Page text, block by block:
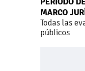
MARCO
Todas las
públicos